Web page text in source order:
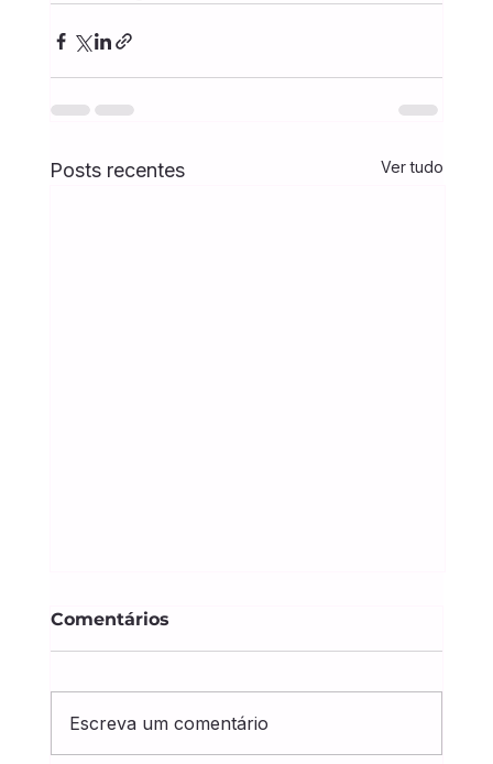
Posts recentes Ver tudo
Comentários
Escreva um comentário